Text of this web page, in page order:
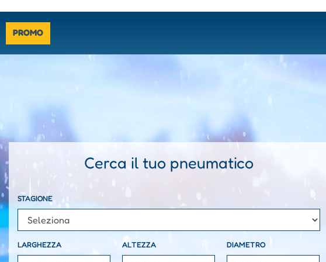
- SPEDIZIONE
PROMO
Cerca il tuo pneumatico
La modifica di un filtro aggiorna automaticamente gli altri filtri disponibili.
STAGIONE
LARGHEZZA ALTEZZA DIAMETRO